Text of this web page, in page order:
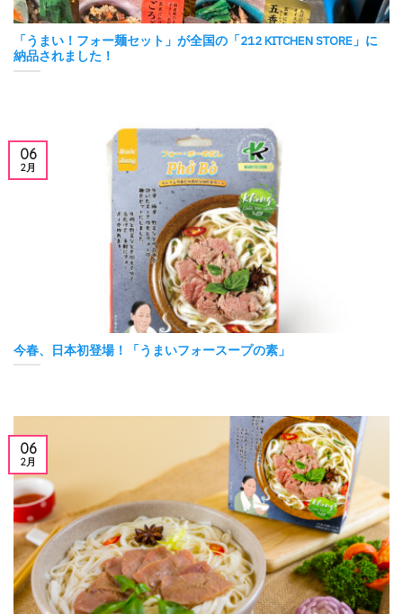
「うまい！フォー麺セット」が全国の「212 KITCHEN STORE」に
納品されました！
今春、日本初登場！「うまいフォースープの素」
06
2月
06
2月